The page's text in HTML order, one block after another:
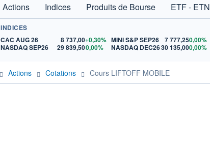
Actions Indices Produits de Bourse ETF - ETN
INDICES
CAC AUG 26
8 737,00+0,30%
NASDAQ SEP26
29 839,500,00%
MINI S&P SEP26 7 777,250,00%
NASDAQ DEC2630 135,000,00%
Actions Cotations Cours LIFTOFF MOBILE